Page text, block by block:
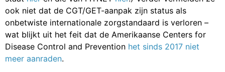
ook niet dat de CGT/GET-aanpak zijn status als
onbetwiste internationale zorgstandaard is verloren –
wat blijkt uit het feit dat de Amerikaanse Centers for
Disease Control and Prevention het sinds 2017 niet
meer aanraden.